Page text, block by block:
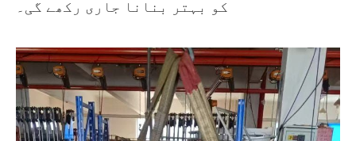
کو بہتر بنانا جاری رکھے گی۔